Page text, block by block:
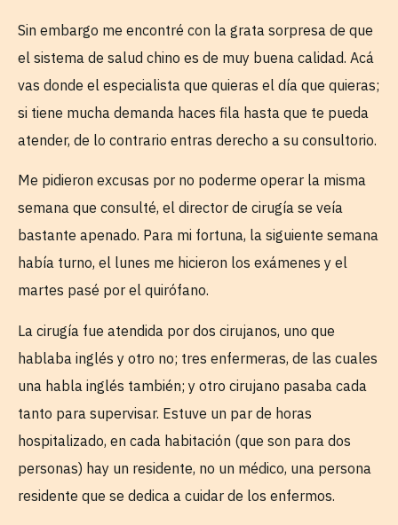
Sin embargo me encontré con la grata sorpresa de que
el sistema de salud chino es de muy buena calidad. Acá
vas donde el especialista que quieras el día que quieras;
si tiene mucha demanda haces fila hasta que te pueda
atender, de lo contrario entras derecho a su consultorio.
Me pidieron excusas por no poderme operar la misma
semana que consulté, el director de cirugía se veía
bastante apenado. Para mi fortuna, la siguiente semana
había turno, el lunes me hicieron los exámenes y el
martes pasé por el quirófano.
La cirugía fue atendida por dos cirujanos, uno que
hablaba inglés y otro no; tres enfermeras, de las cuales
una habla inglés también; y otro cirujano pasaba cada
tanto para supervisar. Estuve un par de horas
hospitalizado, en cada habitación (que son para dos
personas) hay un residente, no un médico, una persona
residente que se dedica a cuidar de los enfermos.